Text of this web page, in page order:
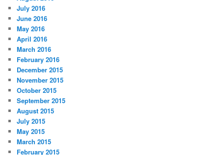
July 2016
June 2016
May 2016
April 2016
March 2016
February 2016
December 2015
November 2015
October 2015
September 2015
August 2015
July 2015
May 2015
March 2015
February 2015